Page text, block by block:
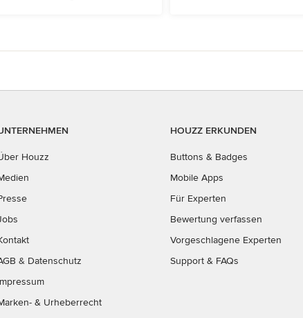
Houzz
& Datenschutz
& Urheberrecht
HOUZZ ERKUNDEN
Buttons & Badges
Mobile Apps
Für Experten
Bewertung verfassen
Vorgeschlagene Experten
Support & FAQs